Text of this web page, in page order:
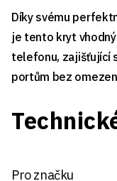
Díky svému
je tento kryt
telefonu, zajišťující
portům bez
Pro značku